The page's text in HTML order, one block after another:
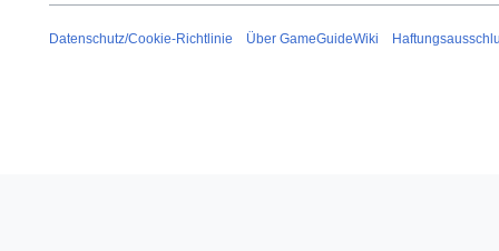
Datenschutz/Cookie-Richtlinie Über GameGuideWiki